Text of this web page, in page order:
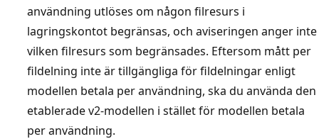
användning utlöses om någon filresurs i
lagringskontot begränsas, och aviseringen anger inte
vilken filresurs som begränsades. Eftersom mått per
fildelning inte är tillgängliga för fildelningar enligt
modellen betala per användning, ska du använda den
etablerade v2-modellen i stället för modellen betala
per användning.